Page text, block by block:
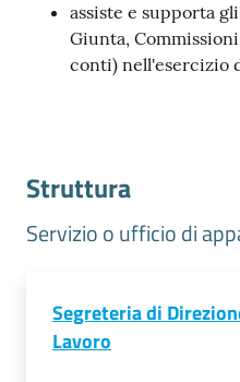
Camera
Prenota
assiste e supporta
Giunta,
conti) nell'esercizio
Struttura
Servizio o ufficio di
Segreteria di
Lavoro